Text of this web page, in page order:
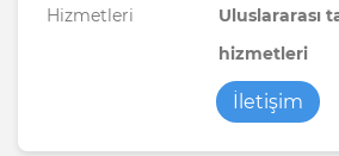
Hizmetleri
Uluslararası
hizmetleri
İletişim